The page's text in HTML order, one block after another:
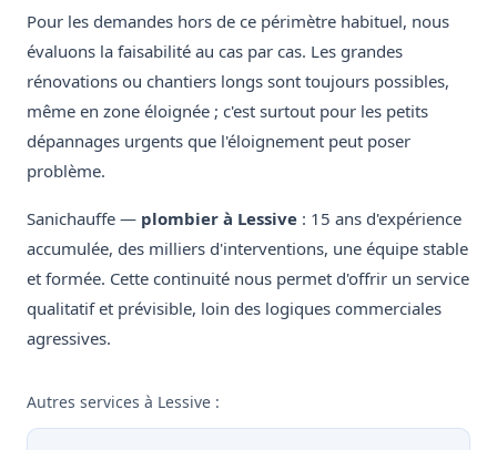
Pour les demandes hors de ce périmètre habituel, nous
évaluons la faisabilité au cas par cas. Les grandes
rénovations ou chantiers longs sont toujours possibles,
même en zone éloignée ; c'est surtout pour les petits
dépannages urgents que l'éloignement peut poser
problème.
Sanichauffe — plombier à Lessive : 15 ans d'expérience
accumulée, des milliers d'interventions, une équipe stable
et formée. Cette continuité nous permet d'offrir un service
qualitatif et prévisible, loin des logiques commerciales
agressives.
Autres services à Lessive :